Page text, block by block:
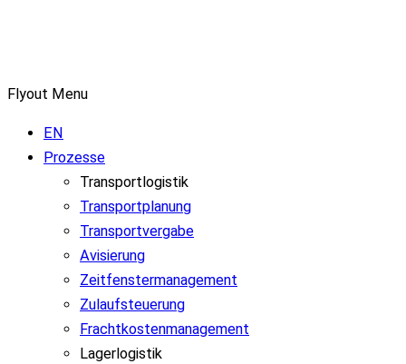
Flyout Menu
EN
Prozesse
Transportlogistik
Transportplanung
Transportvergabe
Avisierung
Zeitfenstermanagement
Zulaufsteuerung
Frachtkostenmanagement
Lagerlogistik